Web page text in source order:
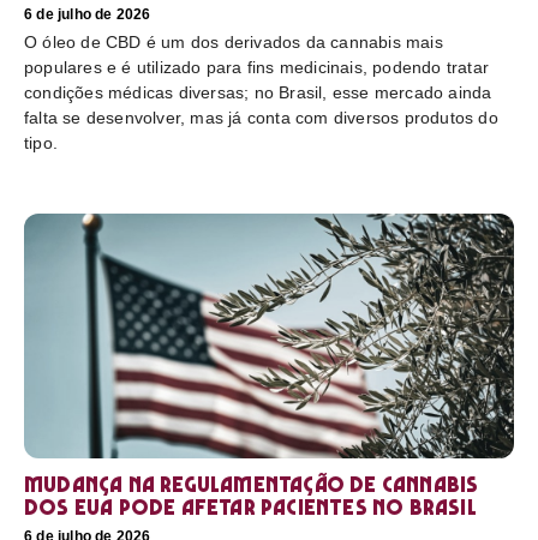
6 de julho de 2026
O óleo de CBD é um dos derivados da cannabis mais
populares e é utilizado para fins medicinais, podendo tratar
condições médicas diversas; no Brasil, esse mercado ainda
falta se desenvolver, mas já conta com diversos produtos do
tipo.
Mudança na regulamentação de cannabis
dos EUA pode afetar pacientes no Brasil
6 de julho de 2026